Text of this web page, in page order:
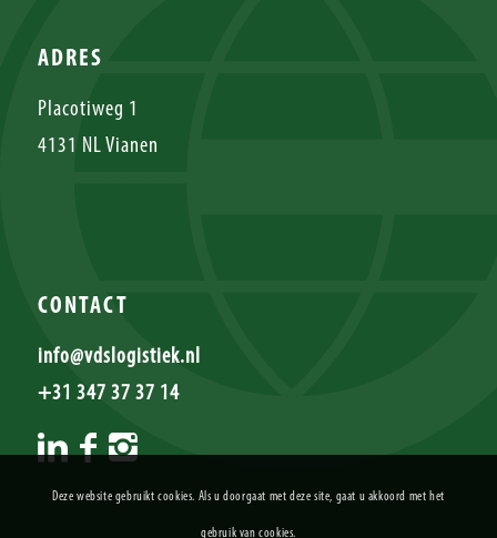
ADRES
Placotiweg 1
4131 NL Vianen
CONTACT
info@vdslogistiek.nl
+31 347 37 37 14
Deze website gebruikt cookies. Als u doorgaat met deze site, gaat u akkoord met het
gebruik van cookies.